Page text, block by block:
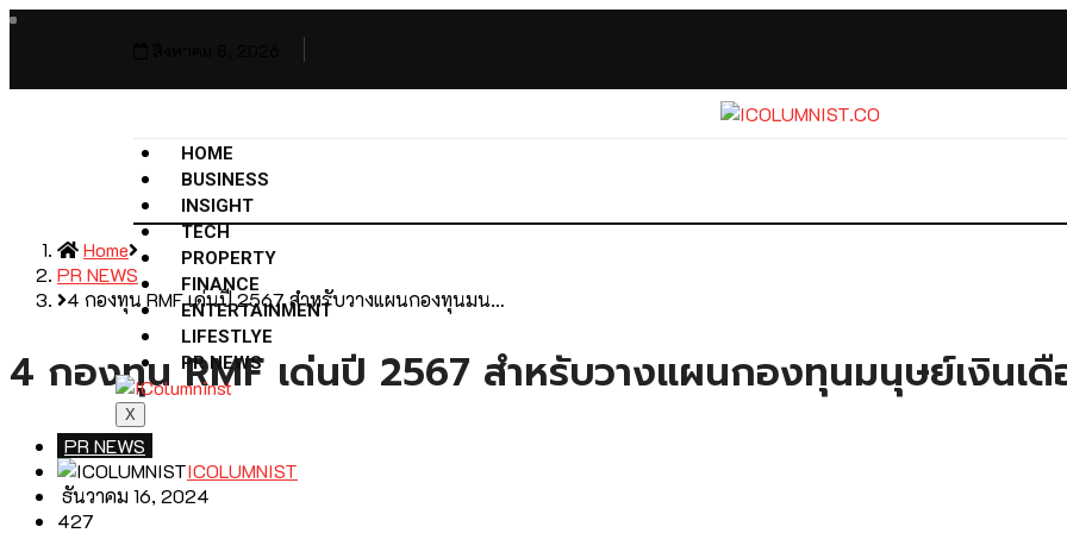
HOME
BUSINESS
INSIGHT
TECH
PROPERTY
FINANCE
ENTERTAINMENT
LIFESTLYE
PR NEWS
X
Home
PR NEWS
4 กองทุน RMF เด่นปี 2567 สำหรับวางแผนกองทุนมน…
4 กองทุน RMF เด่นปี 2567 สำหรับวางแผนกองทุนมนุษย์เงินเ
PR NEWS
ICOLUMNIST
ธันวาคม 16, 2024
427